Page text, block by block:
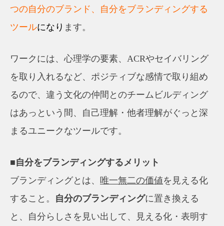
つの自分のブランド、自分をブランディングする
ツールになり ます。
ワークには、心理学の要素、ACRやセイバリング
を取り入れるなど、ポジティブな感情で取り組め
るので、違う文化の仲間とのチームビルディング
はあっという間、自己理解・他者理解がぐっと深
まるユニークなツールです。
■自分をブランディングするメリット
ブランディングとは、 唯一無二の価値を見える化
すること。 自分のブランディングに置き換える
と、自分らしさを見い出して、見える化・表明す